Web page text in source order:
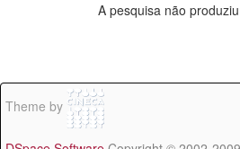
A pesquisa não
Theme by